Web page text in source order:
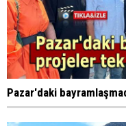
Pazar'daki